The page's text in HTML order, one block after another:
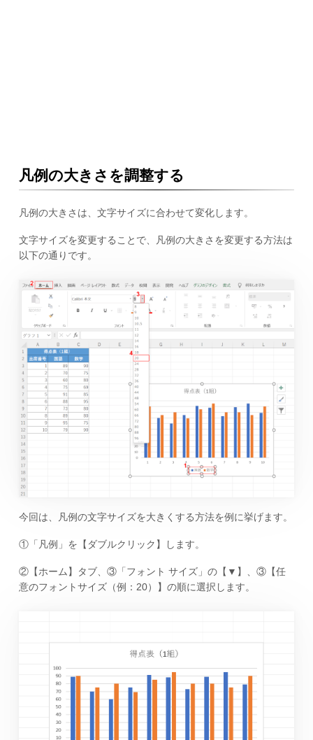
凡例の大きさを調整する
凡例の大きさは、文字サイズに合わせて変化します。
文字サイズを変更することで、凡例の大きさを変更する方法は
以下の通りです。
今回は、凡例の文字サイズを大きくする方法を例に挙げます。
①「凡例」を【ダブルクリック】します。
②【ホーム】タブ、③「フォント サイズ」の【▼】、③【任
意のフォントサイズ（例：20）】の順に選択します。